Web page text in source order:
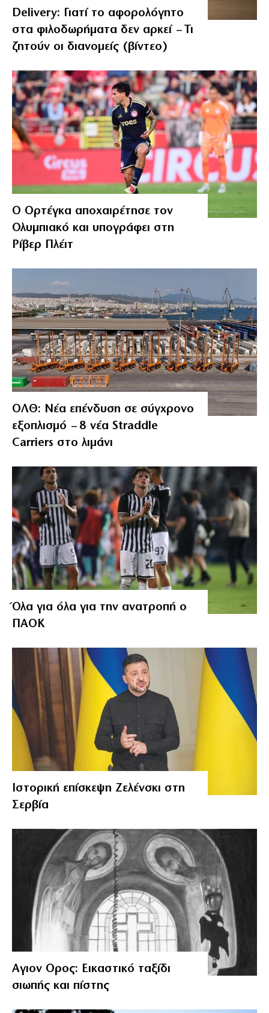
Delivery: Γιατί το αφορολόγητο
στα φιλοδωρήματα δεν αρκεί – Τι
ζητούν οι διανομείς (βίντεο)
Ο Ορτέγκα αποχαιρέτησε τον
Ολυμπιακό και υπογράφει στη
Ρίβερ Πλέιτ
ΟΛΘ: Νέα επένδυση σε σύγχρονο
εξοπλισμό – 8 νέα Straddle
Carriers στο λιμάνι
Όλα για όλα για την ανατροπή ο
ΠΑΟΚ
Ιστορική επίσκεψη Ζελένσκι στη
Σερβία
Αγιον Ορος: Εικαστικό ταξίδι
σιωπής και πίστης